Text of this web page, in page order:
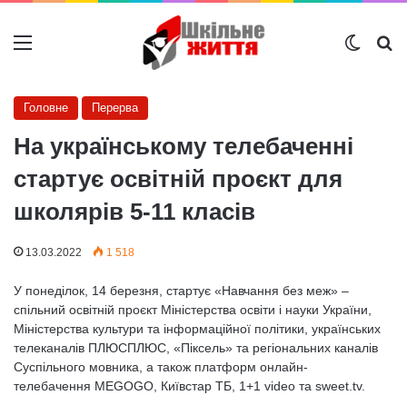
Меню
Головне Перерва
На українському телебаченні
стартує освітній проєкт для
школярів 5-11 класів
13.03.2022 1 518
У понеділок, 14 березня, стартує «Навчання без меж» –
спільний освітній проєкт Міністерства освіти і науки України,
Міністерства культури та інформаційної політики, українських
телеканалів ПЛЮСПЛЮС, «Піксель» та регіональних каналів
Суспільного мовника, а також платформ онлайн-
телебачення MEGOGO, Київстар ТБ, 1+1 video та sweet.tv.